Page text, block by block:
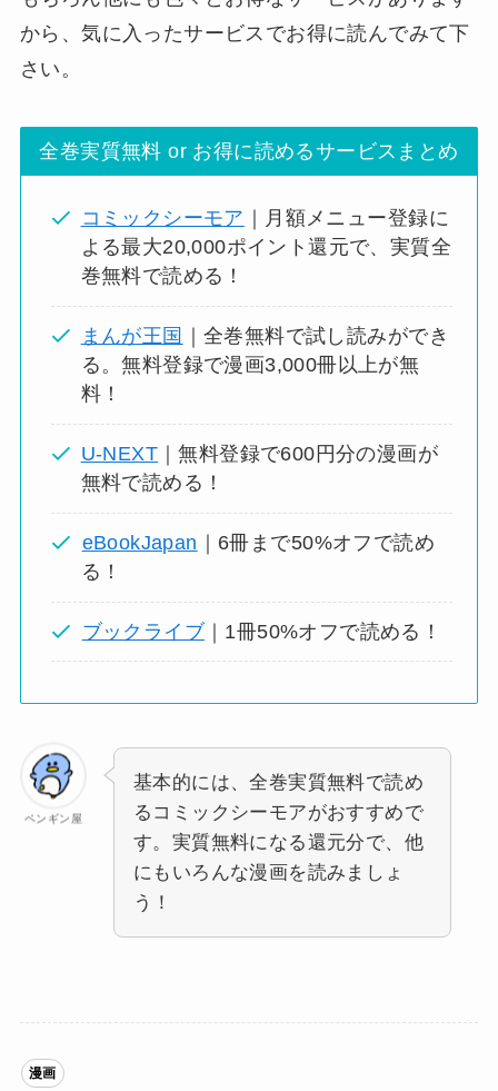
から、気に入ったサービスでお得に読んでみて下
さい。
全巻実質無料 or お得に読めるサービスまとめ
コミックシーモア ｜月額メニュー登録に
よる最大20,000ポイント還元で、実質全
巻無料で読める！
まんが王国
｜全巻無料で試し読みができ
る。無料登録で漫画3,000冊以上が無
料！
U-NEXT ｜無料登録で600円分の漫画が
無料で読める！
eBookJapan ｜6冊まで50%オフで読め
る！
ブックライブ｜1冊50%オフで読める！
ペンギン屋
基本的には、全巻実質無料で読め
るコミックシーモアがおすすめで
す。実質無料になる還元分で、他
にもいろんな漫画を読みましょ
う！
漫画